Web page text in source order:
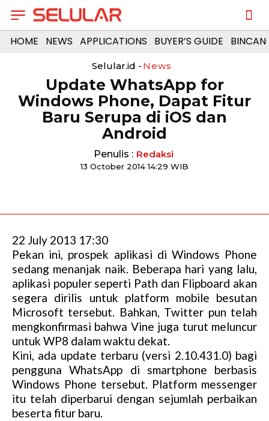
HOME NEWS APPLICATIONS BUYER’S GUIDE
Selular.id - News
Update WhatsApp for
Windows Phone, Dapat Fitur
Baru Serupa di iOS dan
Android
Penulis : Redaksi
13 October 2014 14:29 WIB
22 July 2013 17:30
Pekan ini, prospek aplikasi di Windows Phone
sedang menanjak naik. Beberapa hari yang lalu,
aplikasi populer seperti Path dan Flipboard akan
segera dirilis untuk platform mobile besutan
Microsoft tersebut. Bahkan, Twitter pun telah
mengkonfirmasi bahwa Vine juga turut meluncur
untuk WP8 dalam waktu dekat.
Kini, ada update terbaru (versi 2.10.431.0) bagi
pengguna WhatsApp di smartphone berbasis
Windows Phone tersebut. Platform messenger
itu telah diperbarui dengan sejumlah perbaikan
beserta fitur baru.